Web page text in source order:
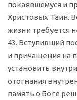
покаявшемуся и
Христовых Таин.
жизни требуется
43. Вступивший
и причащения на
установить
отогнания
память о Боге